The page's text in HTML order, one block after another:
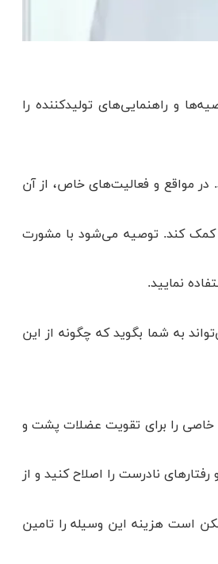
و راهنمایی‌های تولیدکننده را
در مواقع و فعالیت‌های خاص، از آن
کمک کند. توصیه می‌شود با مشورت
نمایید.
به شما بگوید که چگونه از این
خاصی را برای تقویت عضلات پشت و
نادرست را اصلاح کنید و از
است هزینه این وسیله را تامین